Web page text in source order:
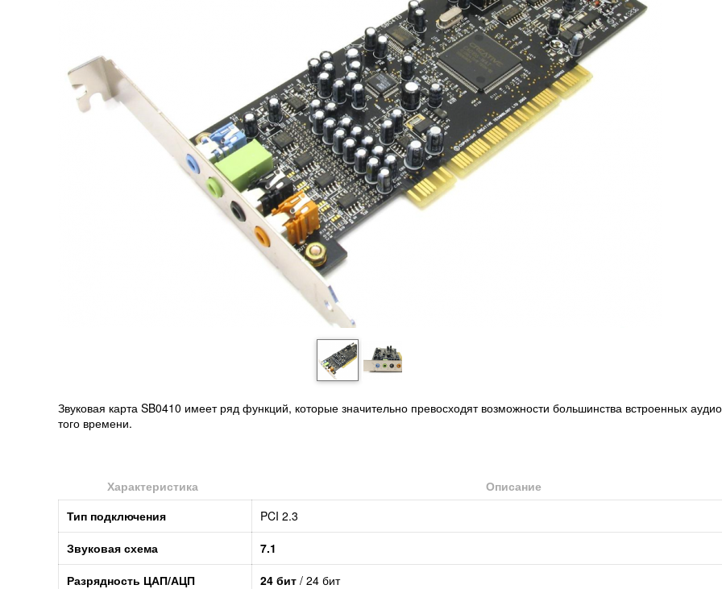
Звуковая карта SB0410 имеет ряд функций, которые значительно превосходят возможности большинства встроенных
того времени.
Характеристика
Описание
Тип подключения
PCI 2.3
Звуковая схема
7.1
Разрядность ЦАП/АЦП
24 бит / 24 бит